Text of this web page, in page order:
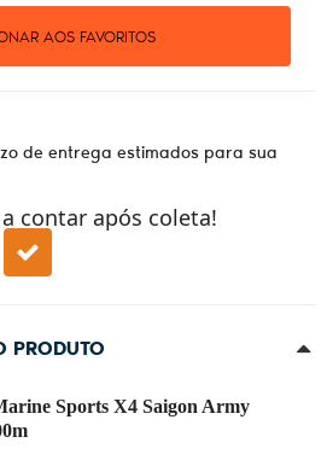
AOS FAVORITOS
de entrega estimados para sua
contar após coleta!
PRODUTO
Sports X4 Saigon Army